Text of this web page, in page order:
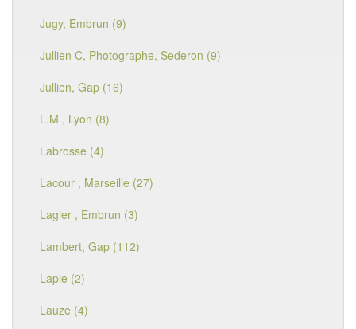
Jugy, Embrun (9)
Jullien C, Photographe, Sederon (9)
Jullien, Gap (16)
L.M , Lyon (8)
Labrosse (4)
Lacour , Marseille (27)
Lagier , Embrun (3)
Lambert, Gap (112)
Lapie (2)
Lauze (4)